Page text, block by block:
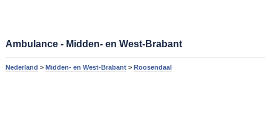
Ambulance - Midden- en West-Brabant
Nederland > Midden- en West-Brabant> Roosendaal